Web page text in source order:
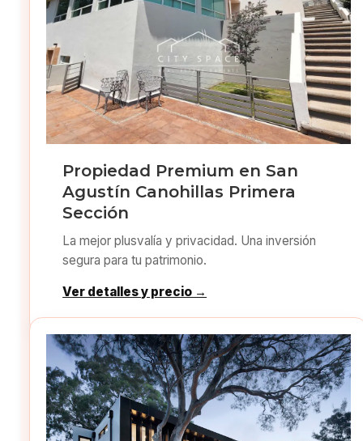
Propiedad Premium en San
Agustín Canohillas Primera
Sección
La mejor plusvalía y privacidad. Una inversión
segura para tu patrimonio.
Ver detalles y precio →